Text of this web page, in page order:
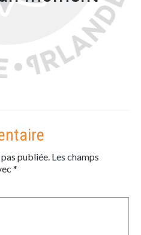
publiée. Les champs
*